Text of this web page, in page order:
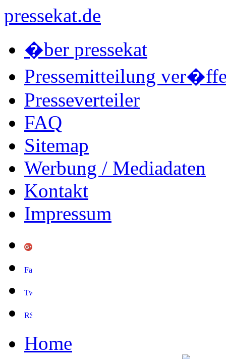
pressekat.de
�ber pressekat
Pressemitteilung
Presseverteiler
FAQ
Sitemap
Werbung / Mediadaten
Kontakt
Impressum
Home